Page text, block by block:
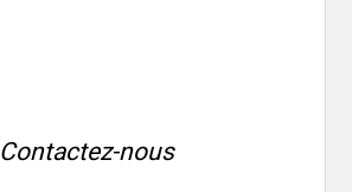
Contactez-nous